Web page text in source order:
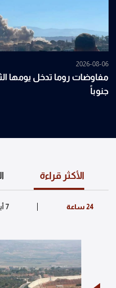
2026-08-06
مفاوضات روما تدخل يومها
جنوباً
الأكثر قراءة